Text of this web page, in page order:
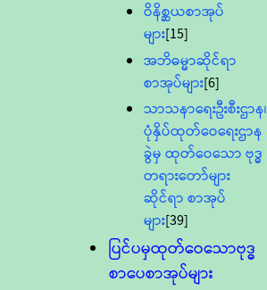
ဝိနိစ္ဆယစာအုပ်
များ[15]
အဘိဓမ္မာဆိုင်ရာ
စာအုပ်များ[6]
သာသနာရေးဦးစီးဌာန၊
ပုံနှိပ်ထုတ်ဝေရေးဌာန
ခွဲမှ ထုတ်ဝေသော ဗုဒ္ဓ
တရားတော်များ
ဆိုင်ရာ စာအုပ်
များ[39]
ပြင်ပမှထုတ်ဝေသောဗုဒ္ဓ
စာပေစာအုပ်များ